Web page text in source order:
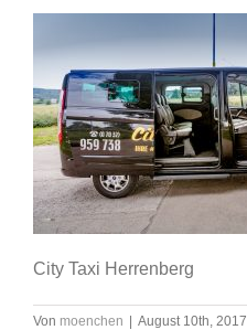
City Taxi Herrenberg
Von moenchen August 10th, 2017